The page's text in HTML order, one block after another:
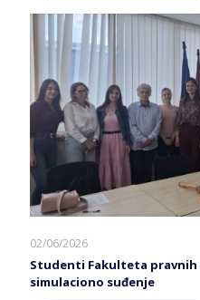
02/06/2026
Studenti Fakulteta pravnih
simulaciono suđenje